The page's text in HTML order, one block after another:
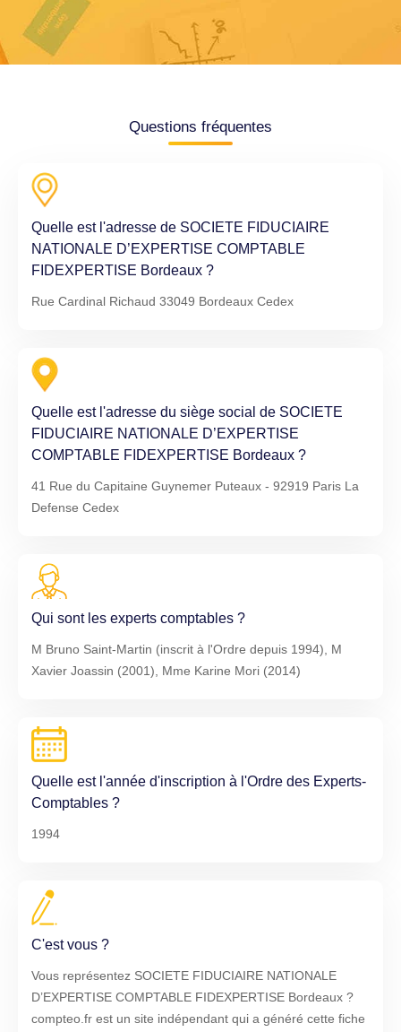
Questions fréquentes
Quelle est l'adresse de SOCIETE FIDUCIAIRE
NATIONALE D’EXPERTISE COMPTABLE
FIDEXPERTISE Bordeaux ?
Rue Cardinal Richaud 33049 Bordeaux Cedex
Quelle est l'adresse du siège social de SOCIETE
FIDUCIAIRE NATIONALE D’EXPERTISE
COMPTABLE FIDEXPERTISE Bordeaux ?
41 Rue du Capitaine Guynemer Puteaux - 92919 Paris La
Defense Cedex
Qui sont les experts comptables ?
M Bruno Saint-Martin (inscrit à l'Ordre depuis 1994), M
Xavier Joassin (2001), Mme Karine Mori (2014)
Quelle est l'année d'inscription à l'Ordre des Experts-
Comptables ?
1994
C'est vous ?
Vous représentez SOCIETE FIDUCIAIRE NATIONALE
D’EXPERTISE COMPTABLE FIDEXPERTISE Bordeaux ?
compteo.fr est un site indépendant qui a généré cette fiche